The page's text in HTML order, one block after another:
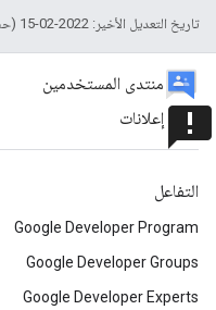
تاريخ التعديل الأخير: 2022-02-15 (حسب التوقيت العالمي المتفَّق عليه)
منتدى المستخدمين
announcementإعلانات
التفاعل
Google Developer Program
Google Developer Groups
Google Developer Experts